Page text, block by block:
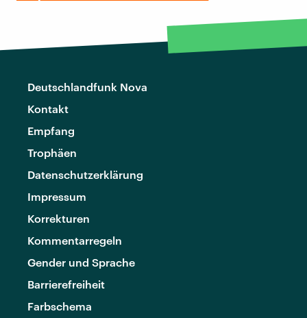
Deutschlandfunk Nova
Kontakt
Empfang
Trophäen
Datenschutzerklärung
Impressum
Korrekturen
Kommentarregeln
Gender und Sprache
Barrierefreiheit
Farbschema